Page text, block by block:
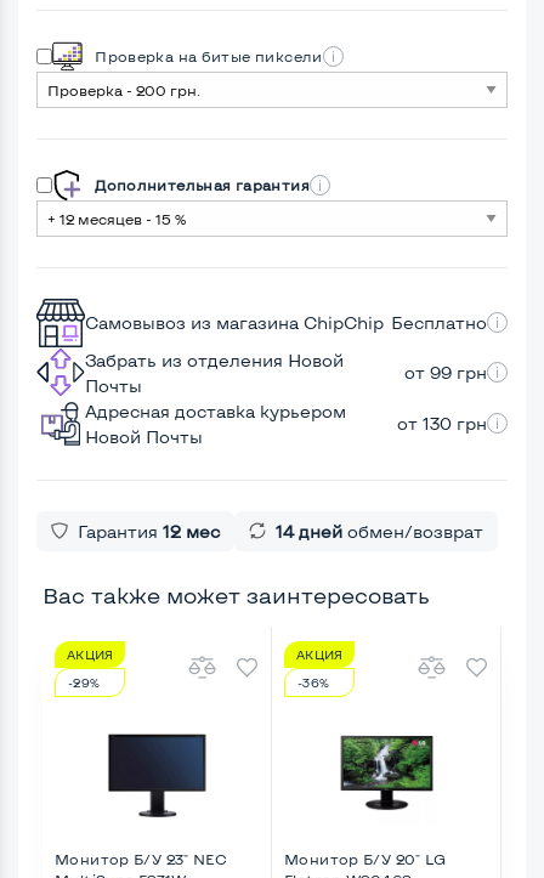
Проверка на битые пиксели
Дополнительная гарантия
Самовывоз из магазина ChipChip Бесплатно
Забрать из отделения Новой
Почты
от 99 грн
Адресная доставка курьером
Новой Почты
от 130 грн
Гарантия 12 мес 14 дней обмен/возврат
Вас также может заинтересовать
АКЦИЯ
-29%
Монитор Б/У 23" NEC
АКЦИЯ
-36%
Монитор Б/У 20" LG